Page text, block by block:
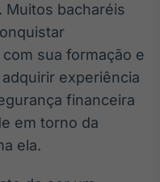
Muitos bacharéis
sua formação e
experiência
financeira
em torno da
ela.